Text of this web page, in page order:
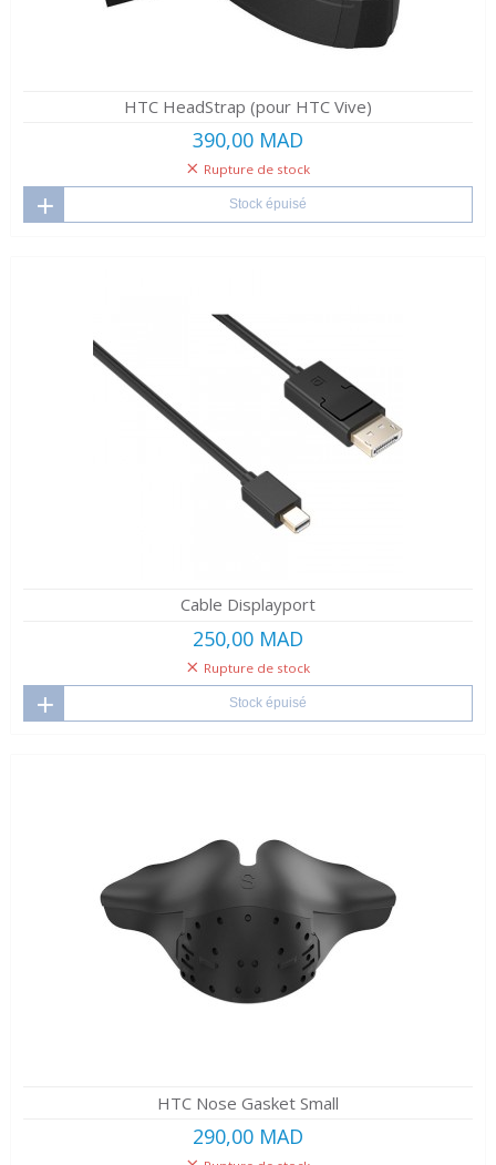
HTC HeadStrap (pour HTC Vive)
390,00 MAD
Rupture de stock
Stock épuisé
Cable Displayport
250,00 MAD
Rupture de stock
Stock épuisé
HTC Nose Gasket Small
290,00 MAD